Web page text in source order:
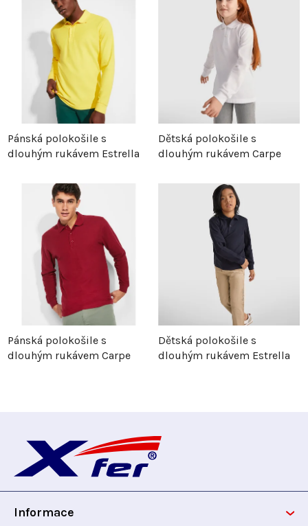
Pánská polokošile s
dlouhým rukávem Estrella
Dětská polokošile s
dlouhým rukávem Carpe
Pánská polokošile s
dlouhým rukávem Carpe
Dětská polokošile s
dlouhým rukávem Estrella
p
Informace